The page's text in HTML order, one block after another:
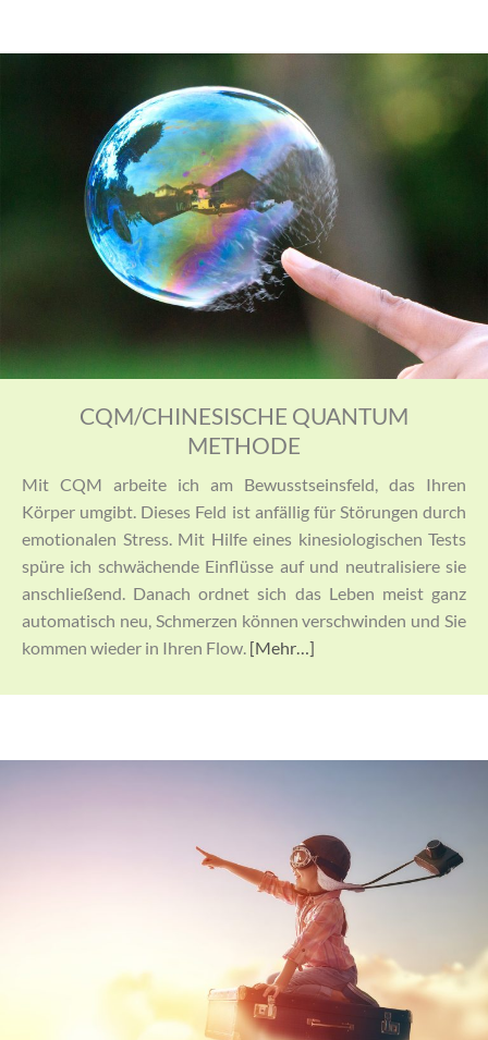
CQM/CHINESISCHE QUANTUM
METHODE
Mit CQM arbeite ich am Bewusstseinsfeld, das Ihren
Körper umgibt. Dieses Feld ist anfällig für Störungen durch
emotionalen Stress. Mit Hilfe eines kinesiologischen Tests
spüre ich schwächende Einflüsse auf und neutralisiere sie
anschließend. Danach ordnet sich das Leben meist ganz
automatisch neu, Schmerzen können verschwinden und Sie
kommen wieder in Ihren Flow. [Mehr…]